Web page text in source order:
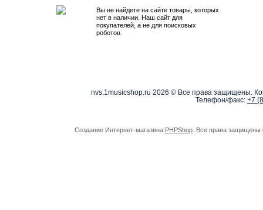
Вы не найдете на сайте товары, которых
нет в наличии. Наш сайт для
покупателей, а не для поисковых
роботов.
nvs.1musicshop.ru 2026 © Все права защищены.
Телефон/факс: +7
Создание Интернет-магазина PHPShop . Все права защищены